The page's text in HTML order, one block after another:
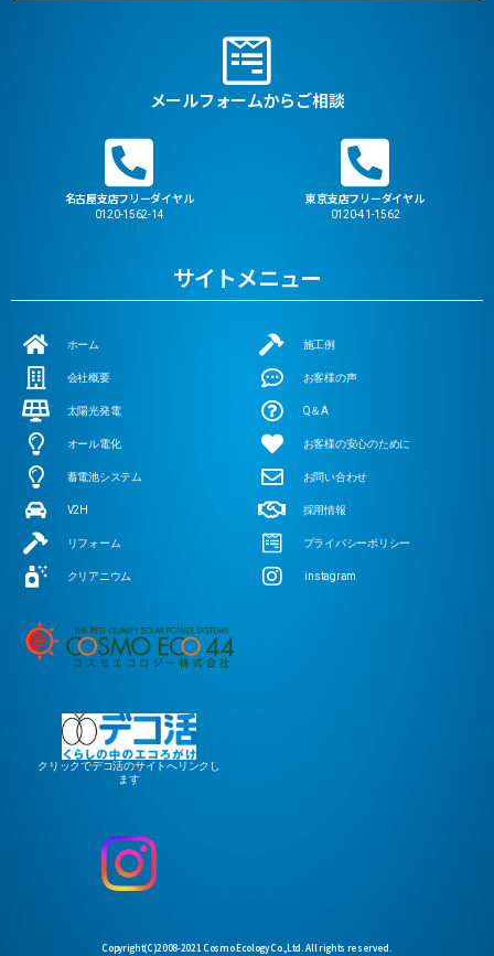
メールフォームからご相談
名古屋支店フリーダイヤル
0120-1562-14
東京支店フリーダイヤル
0120-41-1562
サイトメニュー
ホーム
会社概要
太陽光発電
オール電化
蓄電池システム
V2H
リフォーム
クリアニウム
施工例
お客様の声
Q＆A
お客様の安心のために
お問い合わせ
採用情報
プライバシーポリシー
instagram
クリックでデコ活のサイトへリンクし
ます
Copyright(C)2008-2021 Cosmo Ecology Co.,Ltd. All rights reserved.